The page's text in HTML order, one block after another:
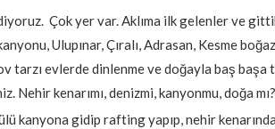
Çok yer var. Aklıma ilk gelenler ve
Ulupınar, Çıralı, Adrasan, Kesme
tarzı evlerde dinlenme ve doğayla baş
Nehir kenarımı, denizmi, kanyonmu, doğa mı?
kanyona gidip rafting yapıp, nehir